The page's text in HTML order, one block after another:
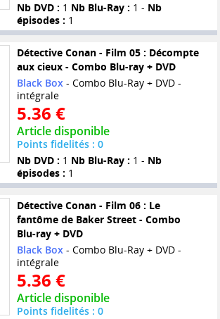
Nb DVD : 1 Nb Blu-Ray : 1 - Nb
épisodes : 1
Détective Conan - Film 05 : Décompte
aux cieux - Combo Blu-ray + DVD
Black Box- Combo Blu-Ray + DVD -
intégrale
5.36 €
Article disponible
Points fidelités : 0
Nb DVD : 1 Nb Blu-Ray : 1 - Nb
épisodes : 1
Détective Conan - Film 06 : Le
fantôme de Baker Street - Combo
Blu-ray + DVD
Black Box- Combo Blu-Ray + DVD -
intégrale
5.36 €
Article disponible
Points fidelités : 0